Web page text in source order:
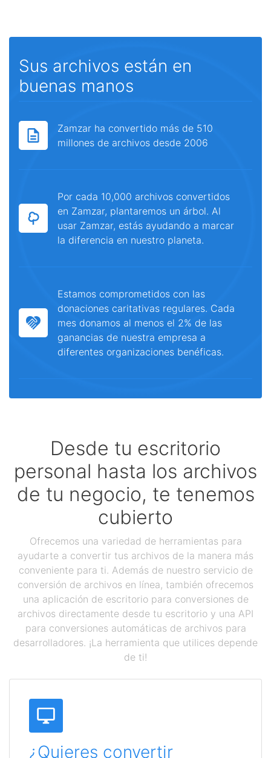
Sus archivos están en
buenas manos
Zamzar ha convertido más de 510
millones de archivos desde 2006
Por cada 10,000 archivos convertidos
en Zamzar, plantaremos un árbol. Al
usar Zamzar, estás ayudando a marcar
la diferencia en nuestro planeta.
Estamos comprometidos con las
donaciones caritativas regulares. Cada
mes donamos al menos el 2% de las
ganancias de nuestra empresa a
diferentes organizaciones benéficas.
Desde tu escritorio
personal hasta los archivos
de tu negocio, te tenemos
cubierto
Ofrecemos una variedad de herramientas para
ayudarte a convertir tus archivos de la manera más
conveniente para ti. Además de nuestro servicio de
conversión de archivos en línea, también ofrecemos
una aplicación de escritorio para conversiones de
archivos directamente desde tu escritorio y una API
para conversiones automáticas de archivos para
desarrolladores. ¡La herramienta que utilices depende
de ti!
¿Quieres convertir